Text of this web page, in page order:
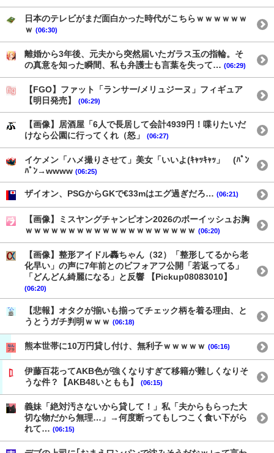
日本のテレビがまだ面白かった時代がこちらｗｗｗｗｗｗ
ｗ (06:30)
離婚から3年後、元夫から突然届いたガラス玉の指輪。そ
の真意を知った瞬間、私も弁護士も言葉を失って… (06:29)
【FGO】ファット「ランサー/メリュジーヌ」フィギュア
【明日発売】
(06:29)
【画像】居酒屋「6人で長居して会計4939円！喋りたいだ
けなら公園に行ってくれ（怒」
(06:27)
イケメン「ハメ撮りさせて」美女「いいよ(ｷｬｯｷｬｯ」 (ﾊﾟﾝ
ﾊﾟﾝ→wwww (06:25)
ザイオン、PSGからGKで€33mはエグ過ぎだろ… (06:21)
【画像】ミスヤングチャンピオン2026のボーイッシュお胸
ｗｗｗｗｗｗｗｗｗｗｗｗｗｗｗｗｗｗｗｗ (06:20)
【画像】整形アイドル轟ちゃん（32）「整形してるから老
化早い」の声に7年前とのビフォアフ公開「若返ってる」
「どんどん綺麗になる」と反響 【Pickup08083010】
(06:20)
【悲報】オタクが揃いも揃ってチェック柄を着る理由、と
うとうガチ判明ｗｗｗ (06:18)
熊本世帯に10万円貸し付け、無利子ｗｗｗｗｗ (06:16)
伊藤百花ってAKB色が強くなりすぎて移籍が難しくなりそ
うな件？【AKB48いともも】
(06:15)
義妹「絶対汚さないから貸して！」私「夫からもらった大
切な物だから無理…」→何度断ってもしつこく食い下がら
れて… (06:15)